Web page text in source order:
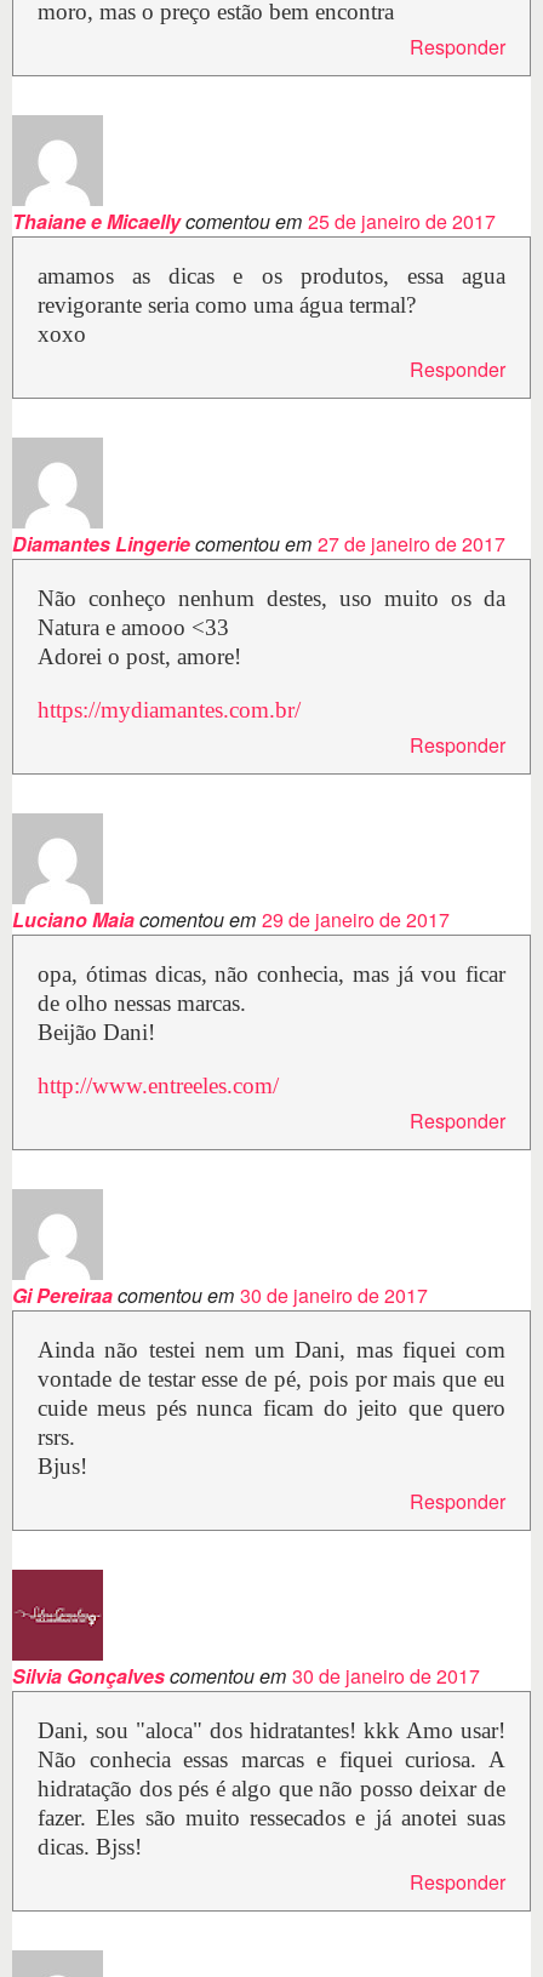
moro, mas o preço estão bem encontra
Responder
Thaiane e Micaellycomentou em 25 de janeiro de 2017
amamos as dicas e os produtos, essa agua
revigorante seria como uma água termal?
xoxo
Responder
Diamantes Lingeriecomentou em 27 de janeiro de 2017
Não conheço nenhum destes, uso muito os da
Natura e amooo <33
Adorei o post, amore!
https://mydiamantes.com.br/
Responder
Luciano Maiacomentou em 29 de janeiro de 2017
opa, ótimas dicas, não conhecia, mas já vou ficar
de olho nessas marcas.
Beijão Dani!
http://www.entreeles.com/
Responder
Gi Pereiraacomentou em 30 de janeiro de 2017
Ainda não testei nem um Dani, mas fiquei com
vontade de testar esse de pé, pois por mais que eu
cuide meus pés nunca ficam do jeito que quero
rsrs.
Bjus!
Responder
Silvia Gonçalvescomentou em 30 de janeiro de 2017
Dani, sou "aloca" dos hidratantes! kkk Amo usar!
Não conhecia essas marcas e fiquei curiosa. A
hidratação dos pés é algo que não posso deixar de
fazer. Eles são muito ressecados e já anotei suas
dicas. Bjss!
Responder